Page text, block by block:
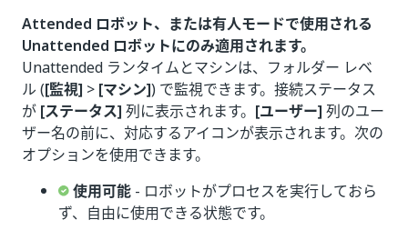
Attended ロボット、または有人モードで使用される
Unattended ロボットにのみ適用されます。
Unattended ランタイムとマシンは、フォルダー レベ
ル ([監視] > [マシン]) で監視できます。接続ステータス
が [ステータス] 列に表示されます。 [ユーザー] 列のユー
ザー名の前に、対応するアイコンが表示されます。次の
オプションを使用できます。
使用可能 - ロボットがプロセスを実行しておら
ず、自由に使用できる状態です。